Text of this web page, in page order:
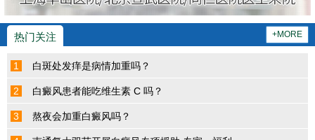
热门关注 +MORE
1 白斑处发痒是病情加重吗？
2 白癜风患者能吃维生素 C 吗？
3 熬夜会加重白癜风吗？